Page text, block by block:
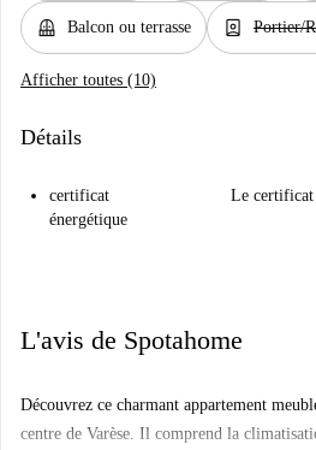
balcony Balcon ou terrasse person_book Portier/
Afficher toutes (10)
Détails
certificat
énergétique
Le certificat
L'avis de Spotahome
Découvrez ce charmant appartement
centre de Varèse. Il comprend la